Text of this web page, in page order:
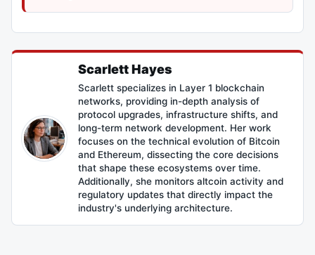
Scarlett Hayes
Scarlett specializes in Layer 1 blockchain
networks, providing in-depth analysis of
protocol upgrades, infrastructure shifts, and
long-term network development. Her work
focuses on the technical evolution of Bitcoin
and Ethereum, dissecting the core decisions
that shape these ecosystems over time.
Additionally, she monitors altcoin activity and
regulatory updates that directly impact the
industry's underlying architecture.